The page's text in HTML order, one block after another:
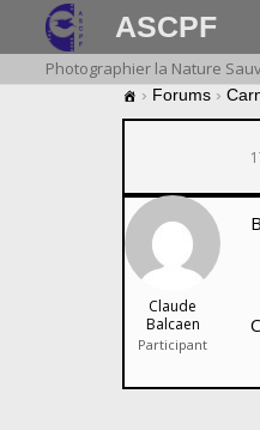
ASCPF
Photographier la Nature
› Forums ›
Claude
Balcaen
Participant